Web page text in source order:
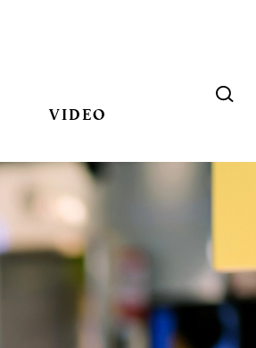
VIDEO